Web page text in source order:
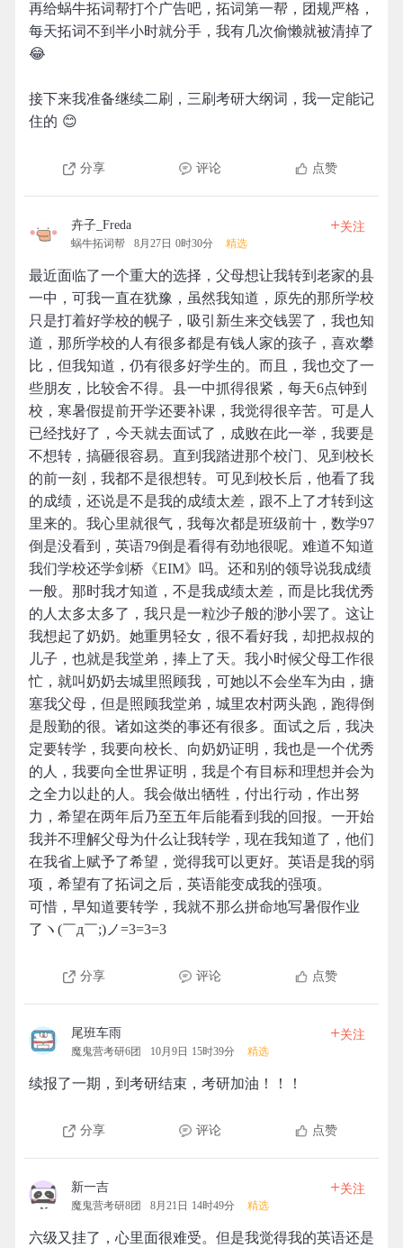
再给蜗牛拓词帮打个广告吧，拓词第一帮，团规严格，
每天拓词不到半小时就分手，我有几次偷懒就被清掉了
😂
接下来我准备继续二刷，三刷考研大纲词，我一定能记
住的 😊
分享 评论 点赞
卉子_Freda
蜗牛拓词帮 8月27日 0时30分 精选
+关注
最近面临了一个重大的选择，父母想让我转到老家的县
一中，可我一直在犹豫，虽然我知道，原先的那所学校
只是打着好学校的幌子，吸引新生来交钱罢了，我也知
道，那所学校的人有很多都是有钱人家的孩子，喜欢攀
比，但我知道，仍有很多好学生的。而且，我也交了一
些朋友，比较舍不得。县一中抓得很紧，每天6点钟到
校，寒暑假提前开学还要补课，我觉得很辛苦。可是人
已经找好了，今天就去面试了，成败在此一举，我要是
不想转，搞砸很容易。直到我踏进那个校门、见到校长
的前一刻，我都不是很想转。可见到校长后，他看了我
的成绩，还说是不是我的成绩太差，跟不上了才转到这
里来的。我心里就很气，我每次都是班级前十，数学97
倒是没看到，英语79倒是看得有劲地很呢。难道不知道
我们学校还学剑桥《EIM》吗。还和别的领导说我成绩
一般。那时我才知道，不是我成绩太差，而是比我优秀
的人太多太多了，我只是一粒沙子般的渺小罢了。这让
我想起了奶奶。她重男轻女，很不看好我，却把叔叔的
儿子，也就是我堂弟，捧上了天。我小时候父母工作很
忙，就叫奶奶去城里照顾我，可她以不会坐车为由，搪
塞我父母，但是照顾我堂弟，城里农村两头跑，跑得倒
是殷勤的很。诸如这类的事还有很多。面试之后，我决
定要转学，我要向校长、向奶奶证明，我也是一个优秀
的人，我要向全世界证明，我是个有目标和理想并会为
之全力以赴的人。我会做出牺牲，付出行动，作出努
力，希望在两年后乃至五年后能看到我的回报。一开始
我并不理解父母为什么让我转学，现在我知道了，他们
在我省上赋予了希望，觉得我可以更好。英语是我的弱
项，希望有了拓词之后，英语能变成我的强项。
可惜，早知道要转学，我就不那么拼命地写暑假作业
了ヽ(￣д￣;)ノ=3=3=3
分享 评论 点赞
尾班车雨
魔鬼营考研6团 10月9日 15时39分 精选
+关注
续报了一期，到考研结束，考研加油！！！
分享 评论 点赞
新一吉
魔鬼营考研8团 8月21日 14时49分 精选
+关注
六级又挂了，心里面很难受。但是我觉得我的英语还是